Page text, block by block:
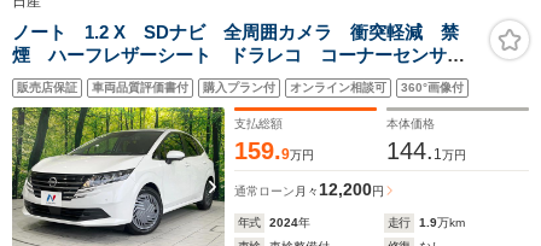
ノート 1.2 X SDナビ 全周囲カメラ 衝突軽減 禁
煙 ハーフレザーシート ドラレコ コーナーセンサ
ー LEDヘッド ビルトインETC オートライト オー
トエアコン Bluetooth
販売店保証 車両品質評価書付 購入プラン付 オンライン相談可 360°画像付
支払総額
159.9万円
本体価格
144. 1万円
通常ローン 月々12,200円
年式 2024年 走行 1.9万km